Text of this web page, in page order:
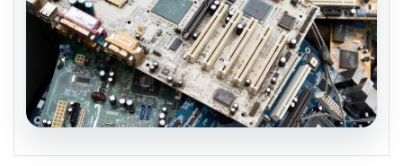
08.08.2026